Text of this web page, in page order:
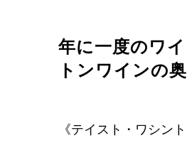
年に一度のワ
トンワインの
《テイスト・ワシン